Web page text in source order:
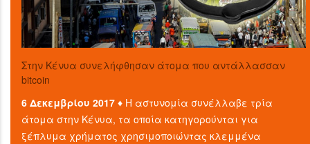
Στην Κένυα συνελήφθησαν άτομα που αντάλλασσαν
bitcoin
6 Δεκεμβρίου 2017 ♦ Η αστυνομία συνέλλαβε τρία
άτομα στην Κένυα, τα οποία κατηγορούνται για
ξέπλυμα χρήματος χρησιμοποιώντας κλεμμένα